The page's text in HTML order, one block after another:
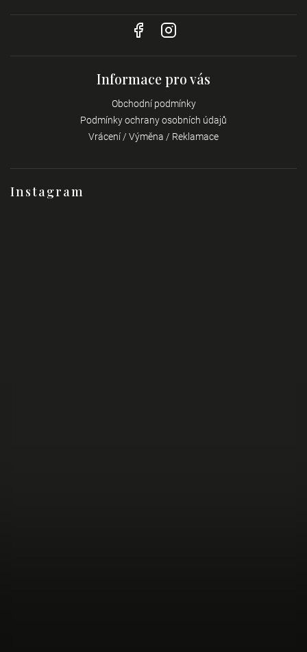
Instagram
Informace pro vás
Obchodní podmínky
Podmínky ochrany osobních údajů
Vrácení / Výměna / Reklamace